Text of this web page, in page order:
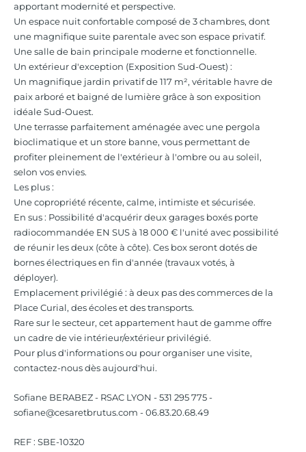
apportant modernité et perspective.
Un espace nuit confortable composé de 3 chambres, dont
une magnifique suite parentale avec son espace privatif.
Une salle de bain principale moderne et fonctionnelle.
Un extérieur d'exception (Exposition Sud-Ouest) :
Un magnifique jardin privatif de 117 m², véritable havre de
paix arboré et baigné de lumière grâce à son exposition
idéale Sud-Ouest.
Une terrasse parfaitement aménagée avec une pergola
bioclimatique et un store banne, vous permettant de
profiter pleinement de l'extérieur à l'ombre ou au soleil,
selon vos envies.
Les plus :
Une copropriété récente, calme, intimiste et sécurisée.
En sus : Possibilité d'acquérir deux garages boxés porte
radiocommandée EN SUS à 18 000 € l'unité avec possibilité
de réunir les deux (côte à côte). Ces box seront dotés de
bornes électriques en fin d'année (travaux votés, à
déployer).
Emplacement privilégié : à deux pas des commerces de la
Place Curial, des écoles et des transports.
Rare sur le secteur, cet appartement haut de gamme offre
un cadre de vie intérieur/extérieur privilégié.
Pour plus d'informations ou pour organiser une visite,
contactez-nous dès aujourd'hui.
Sofiane BERABEZ - RSAC LYON - 531 295 775 -
sofiane@cesaretbrutus.com - 06.83.20.68.49
REF : SBE-10320